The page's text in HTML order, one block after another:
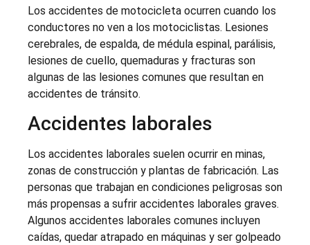
Los accidentes de motocicleta ocurren cuando los
conductores no ven a los motociclistas. Lesiones
cerebrales, de espalda, de médula espinal, parálisis,
lesiones de cuello, quemaduras y fracturas son
algunas de las lesiones comunes que resultan en
accidentes de tránsito.
Accidentes laborales
Los accidentes laborales suelen ocurrir en minas,
zonas de construcción y plantas de fabricación. Las
personas que trabajan en condiciones peligrosas son
más propensas a sufrir accidentes laborales graves.
Algunos accidentes laborales comunes incluyen
caídas, quedar atrapado en máquinas y ser golpeado